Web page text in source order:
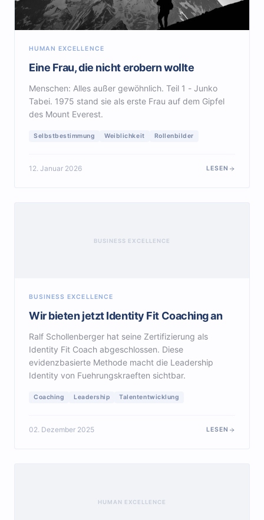
HUMAN EXCELLENCE
Eine Frau, die nicht erobern wollte
Menschen: Alles außer gewöhnlich. Teil 1 - Junko
Tabei. 1975 stand sie als erste Frau auf dem Gipfel
des Mount Everest.
Selbstbestimmung Weiblichkeit Rollenbilder
12. Januar 2026 LESEN
BUSINESS EXCELLENCE
BUSINESS EXCELLENCE
Wir bieten jetzt Identity Fit Coaching an
Ralf Schollenberger hat seine Zertifizierung als
Identity Fit Coach abgeschlossen. Diese
evidenzbasierte Methode macht die Leadership
Identity von Fuehrungskraeften sichtbar.
Coaching Leadership Talententwicklung
02. Dezember 2025 LESEN
HUMAN EXCELLENCE